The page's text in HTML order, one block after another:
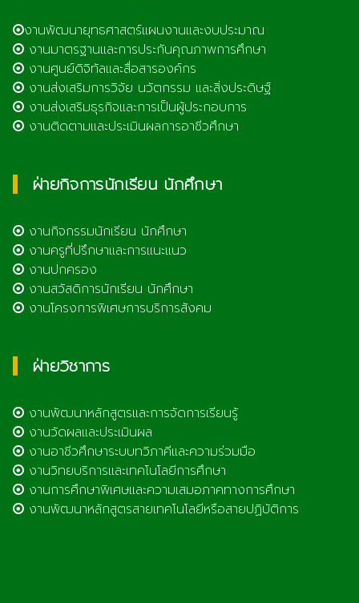
งานพัฒนายุทธศาสตร์แผนงานและงบประมาณ
งานมาตรฐานและการประกันคุณภาพการศึกษา
งานศูนย์ดิจิทัลและสื่อสารองค์กร
งานส่งเสริมการวิจัย นวัตกรรม และสิ่งประดิษฐ์
งานส่งเสริมธุรกิจและการเป็นผู้ประกอบการ
งานติดตามและประเมินผลการอาชีวศึกษา
ฝ่ายกิจการนักเรียน นักศึกษา
งานกิจกรรมนักเรียน นักศึกษา
งานครูที่ปรึกษาและการแนะแนว
งานปกครอง
งานสวัสดิการนักเรียน นักศึกษา
งานโครงการพิเศษการบริการสังคม
ฝ่ายวิชาการ
งานพัฒนาหลักสูตรและการจัดการเรียนรู้
งานวัดผลและประเมินผล
งานอาชีวศึกษาระบบทวิภาคีและความร่วมมือ
งานวิทยบริการและเทคโนโลยีการศึกษา
งานการศึกษาพิเศษและความเสมอภาคทางการศึกษา
งานพัฒนาหลักสูตรสายเทคโนโลยีหรือสายปฏิบัติการ